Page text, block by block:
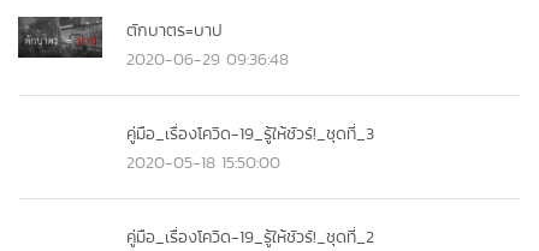
ตักบาตร=บาป
2020-06-29 09:36:48
คู่มือ_เรื่องโควิด-19_รู้ให้ชัวร์!_ชุดที่_3
2020-05-18 15:50:00
คู่มือ_เรื่องโควิด-19_รู้ให้ชัวร์!_ชุดที่_2